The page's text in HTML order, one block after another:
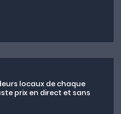
locaux de chaque
prix en direct et sans